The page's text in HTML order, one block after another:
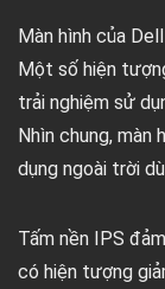
Màn hình của
Một số hiện
trải nghiệm sử
Nhìn chung,
dụng ngoài trời
Tấm nền IPS
có hiện tượng